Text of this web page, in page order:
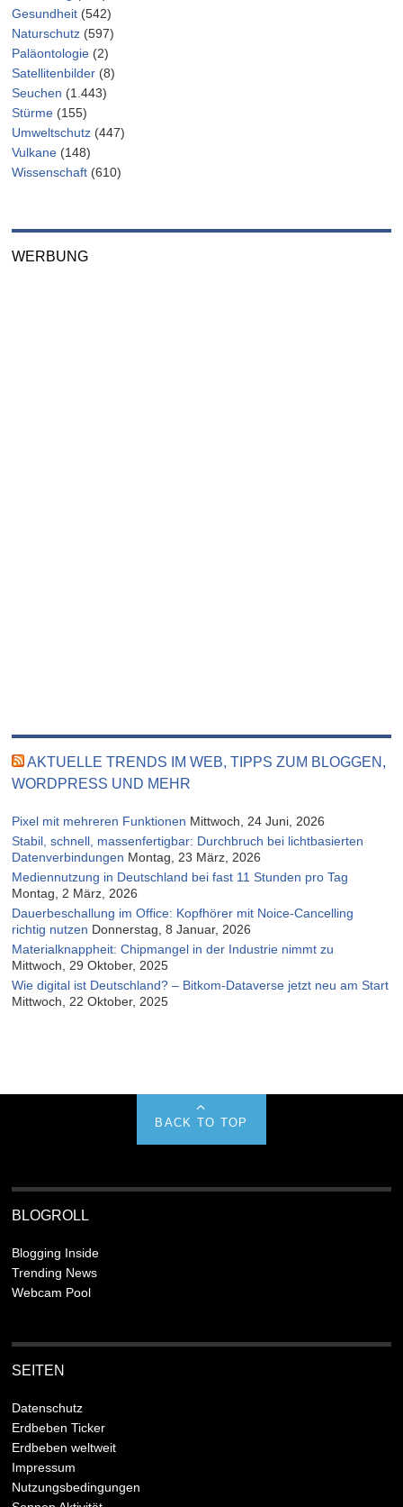
Gesundheit (542)
Naturschutz (597)
Paläontologie (2)
Satellitenbilder (8)
Seuchen (1.443)
Stürme (155)
Umweltschutz (447)
Vulkane (148)
Wissenschaft (610)
WERBUNG
AKTUELLE TRENDS IM WEB, TIPPS ZUM BLOGGEN,
WORDPRESS UND MEHR
Pixel mit mehreren Funktionen Mittwoch, 24 Juni, 2026
Stabil, schnell, massenfertigbar: Durchbruch bei lichtbasierten
Datenverbindungen Montag, 23 März, 2026
Mediennutzung in Deutschland bei fast 11 Stunden pro Tag
Montag, 2 März, 2026
Dauerbeschallung im Office: Kopfhörer mit Noice-Cancelling
richtig nutzen Donnerstag, 8 Januar, 2026
Materialknappheit: Chipmangel in der Industrie nimmt zu
Mittwoch, 29 Oktober, 2025
Wie digital ist Deutschland? – Bitkom-Dataverse jetzt neu am Start
Mittwoch, 22 Oktober, 2025
BACK TO TOP
BLOGROLL
Blogging Inside
Trending News
Webcam Pool
SEITEN
Datenschutz
Erdbeben Ticker
Erdbeben weltweit
Impressum
Nutzungsbedingungen